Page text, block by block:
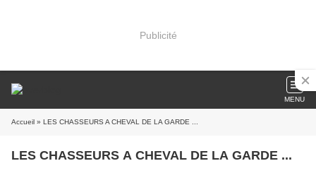
Publicité
MENU
Accueil » LES CHASSEURS A CHEVAL DE LA GARDE ...
LES CHASSEURS A CHEVAL DE LA GARDE ...